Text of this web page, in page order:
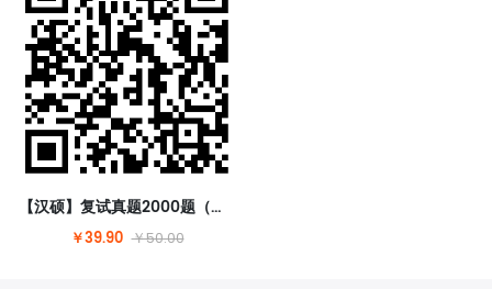
【汉硕】复试真题2000题（含答案）【请扫码购买】
￥39.90 ￥50.00